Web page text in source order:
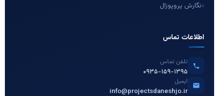
نگارش پروپوزال
اطلاعات تماس
تلفن تماس
۰۹۳۵-۱۵۹-۱۳۹۵
ایمیل
info@projectsdaneshjo.ir